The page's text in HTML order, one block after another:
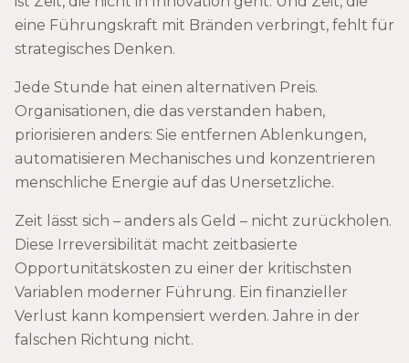
eine Führungskraft mit Bränden verbringt, fehlt für
strategisches Denken.
Jede Stunde hat einen alternativen Preis.
Organisationen, die das verstanden haben,
priorisieren anders: Sie entfernen Ablenkungen,
automatisieren Mechanisches und konzentrieren
menschliche Energie auf das Unersetzliche.
Zeit lässt sich – anders als Geld – nicht zurückholen.
Diese Irreversibilität macht zeitbasierte
Opportunitätskosten zu einer der kritischsten
Variablen moderner Führung. Ein finanzieller
Verlust kann kompensiert werden. Jahre in der
falschen Richtung nicht.